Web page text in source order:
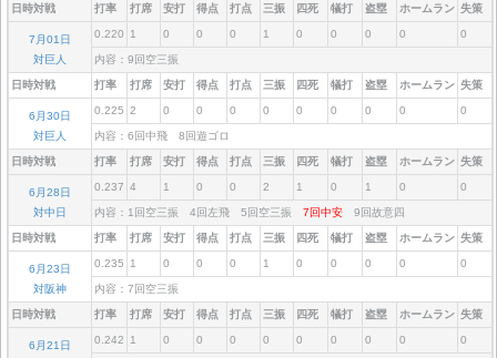
日時対戦 打率 打席 安打 得点 打点 三振 四死 犠打 盗塁 ホームラン 失策
7月01日
対巨人
0.220 1 0 0 0 1 0 0 0 0 0
内容：9回空三振
日時対戦 打率 打席 安打 得点 打点 三振 四死 犠打 盗塁 ホームラン 失策
6月30日
対巨人
0.225 2 0 0 0 0 0 0 0 0 0
内容：6回中飛 8回遊ゴロ
日時対戦 打率 打席 安打 得点 打点 三振 四死 犠打 盗塁 ホームラン 失策
6月28日
対中日
0.237 4 1 0 0 2 1 0 1 0 0
内容：1回空三振 4回左飛 5回空三振 7回中安 9回故意四
日時対戦 打率 打席 安打 得点 打点 三振 四死 犠打 盗塁 ホームラン 失策
6月23日
対阪神
0.235 1 0 0 0 1 0 0 0 0 0
内容：7回空三振
日時対戦 打率 打席 安打 得点 打点 三振 四死 犠打 盗塁 ホームラン 失策
6月21日
0.242 1 0 0 0 0 0 0 0 0 0